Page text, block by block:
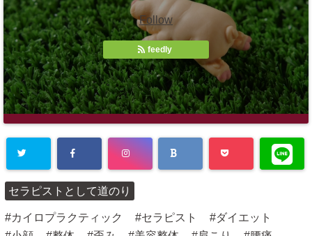
Follow
feedly
セラピストとして道のり
カイロプラクティック セラピスト
ダイエット